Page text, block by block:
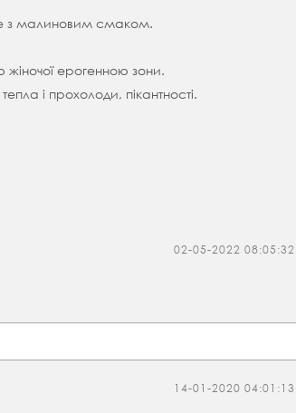
з малиновим смаком.
жіночої ерогенною зони.
і прохолоди, пікантності.
02-05-2022 08:05:32
14-01-2020 04:01:13